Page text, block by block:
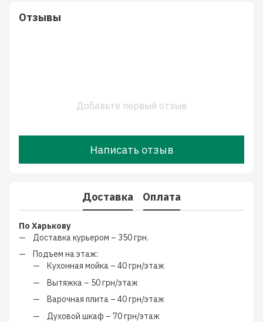
Отзывы
Добавьте первый отзыв
Написать отзыв
Доставка Оплата
По Харькову
Доставка курьером – 350 грн.
Подъем на этаж:
Кухонная мойка – 40 грн/этаж
Вытяжка – 50 грн/этаж
Варочная плита – 40 грн/этаж
Духовой шкаф – 70 грн/этаж